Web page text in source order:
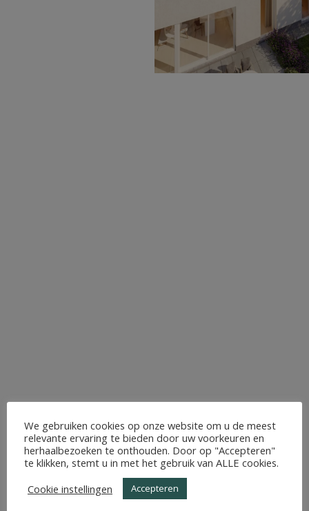
We gebruiken cookies op onze website om u de meest
relevante ervaring te bieden door uw voorkeuren en
herhaalbezoeken te onthouden. Door op "Accepteren"
te klikken, stemt u in met het gebruik van ALLE cookies.
Cookie instellingen
Accepteren